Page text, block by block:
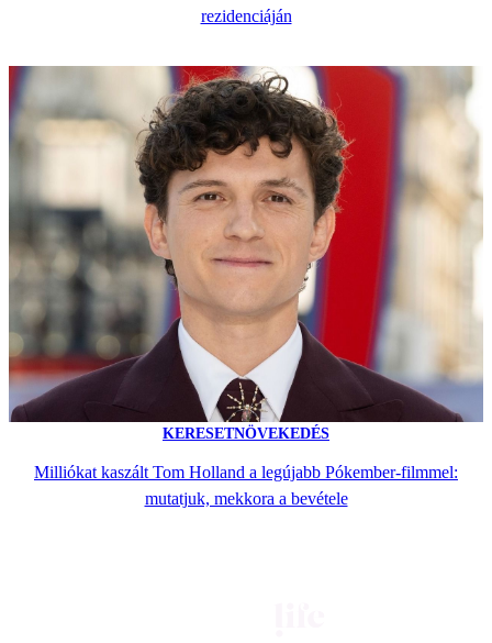
rezidenciáján
KERESETNÖVEKEDÉS
Milliókat kaszált Tom Holland a legújabb Pókember-filmmel:
mutatjuk, mekkora a bevétele